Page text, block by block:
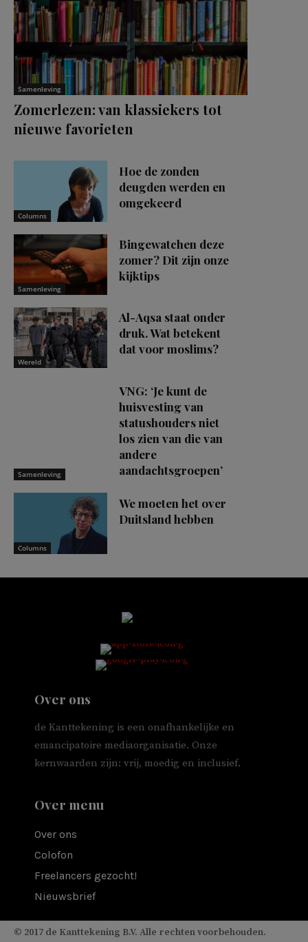
Samenleving
Zomerlezen: van klassiekers tot
nieuwe favorieten
Columns
Hoe de zonden
deugden werden en
omgekeerd
Samenleving
Bingewatchen deze
zomer? Dit zijn onze
kijktips
Wereld
Al-Aqsa staat onder
druk. Wat betekent
dat voor moslims?
Samenleving
VNG: ‘Je kunt de
huisvesting van
statushouders niet
los zien van die van
andere
aandachtsgroepen’
Columns
We moeten het over
Duitsland hebben
Over ons
de Kanttekening is een onafhankelijke en
emancipatoire mediaorganisatie. Onze
kernwaarden zijn: vrij, moedig en inclusief.
Over menu
Over ons
Colofon
Freelancers gezocht!
Nieuwsbrief
© 2017 de Kanttekening B.V. Alle rechten voorbehouden.